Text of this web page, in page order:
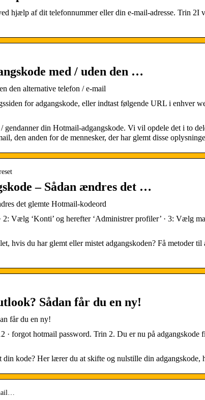
hjælp af dit telefonnummer eller din e-mail-adresse. Trin 2I
med / uden den …
den alternative telefon / e-mail
for adgangskode, eller indtast følgende URL i enhver
din Hotmail-adgangskode. Vi vil opdele det i to
den anden for de mennesker, der har glemt disse
– Sådan ændres det …
det glemte Hotmail-kodeord
Vælg ‘Konti’ og herefter ‘Administrer profiler’ · 3: Vælg
hvis du har glemt eller mistet adgangskoden? Få metoder til
Sådan får du en ny!
får du en ny!
· forgot hotmail password. Trin 2. Du er nu på adgangskode
kode? Her lærer du at skifte og nulstille din adgangskode,